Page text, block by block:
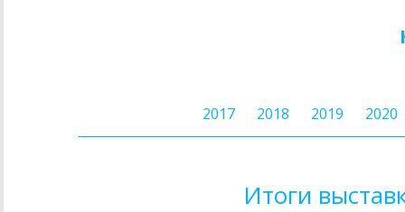
2017 2018 2019 2020
Итоги